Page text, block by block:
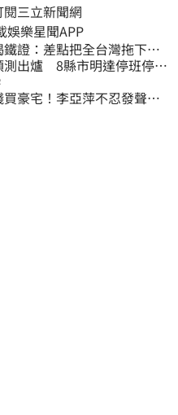
三立新聞網
態 即刻下載娛樂星聞APP
證：差點把全台灣拖下水
測出爐 8縣市明達停班停課
豪宅！李亞萍不忍發聲：